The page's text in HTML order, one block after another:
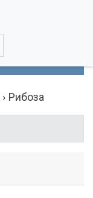
Рибоза